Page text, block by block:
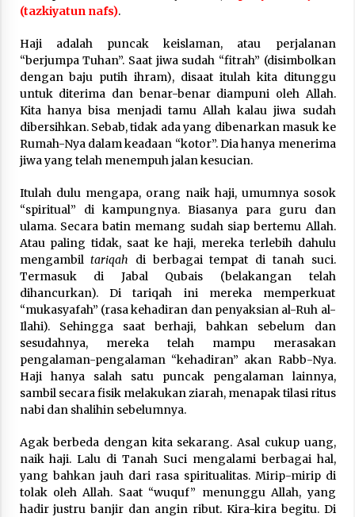
(tazkiyatun nafs).
Haji adalah puncak keislaman, atau perjalanan
“berjumpa Tuhan”. Saat jiwa sudah “fitrah” (disimbolkan
dengan baju putih ihram), disaat itulah kita ditunggu
untuk diterima dan benar-benar diampuni oleh Allah.
Kita hanya bisa menjadi tamu Allah kalau jiwa sudah
dibersihkan. Sebab, tidak ada yang dibenarkan masuk ke
Rumah-Nya dalam keadaan “kotor”. Dia hanya menerima
jiwa yang telah menempuh jalan kesucian.
Itulah dulu mengapa, orang naik haji, umumnya sosok
“spiritual” di kampungnya. Biasanya para guru dan
ulama. Secara batin memang sudah siap bertemu Allah.
Atau paling tidak, saat ke haji, mereka terlebih dahulu
mengambiltariqah di berbagai tempat di tanah suci.
Termasuk di Jabal Qubais (belakangan telah
dihancurkan). Di tariqah ini mereka memperkuat
“mukasyafah” (rasa kehadiran dan penyaksian al-Ruh al-
Ilahi). Sehingga saat berhaji, bahkan sebelum dan
sesudahnya, mereka telah mampu merasakan
pengalaman-pengalaman “kehadiran” akan Rabb-Nya.
Haji hanya salah satu puncak pengalaman lainnya,
sambil secara fisik melakukan ziarah, menapak tilasi ritus
nabi dan shalihin sebelumnya.
Agak berbeda dengan kita sekarang. Asal cukup uang,
naik haji. Lalu di Tanah Suci mengalami berbagai hal,
yang bahkan jauh dari rasa spiritualitas. Mirip-mirip di
tolak oleh Allah. Saat “wuquf” menunggu Allah, yang
hadir justru banjir dan angin ribut. Kira-kira begitu. Di